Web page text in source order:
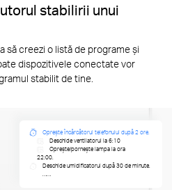
stabilirii unui
să creezi o listă de programe și
dispozitivele conectate vor
stabilit de tine.
Oprește încărcătorul telefonului după 2 ore.
Deschide ventilatorul la 6:10
Oprește/pornește lampa la ora
22:00.
Deschide umidificatorul după 30 de minute.
……